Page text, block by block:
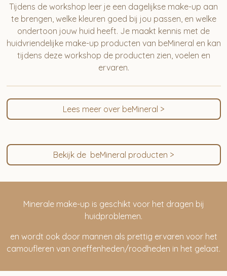
Tijdens de workshop leer je een dagelijkse make-up aan
te brengen, welke kleuren goed bij jou passen, en welke
ondertoon jouw huid heeft. Je maakt kennis met de
huidvriendelijke make-up producten van beMineral en kan
tijdens deze workshop de producten zien, voelen en
ervaren.
Lees meer over beMineral >
Bekijk de beMineral producten >
Minerale make-up is geschikt voor het dragen bij
huidproblemen.
en wordt ook door mannen als prettig ervaren voor het
camoufleren van oneffenheden/roodheden in het gelaat.